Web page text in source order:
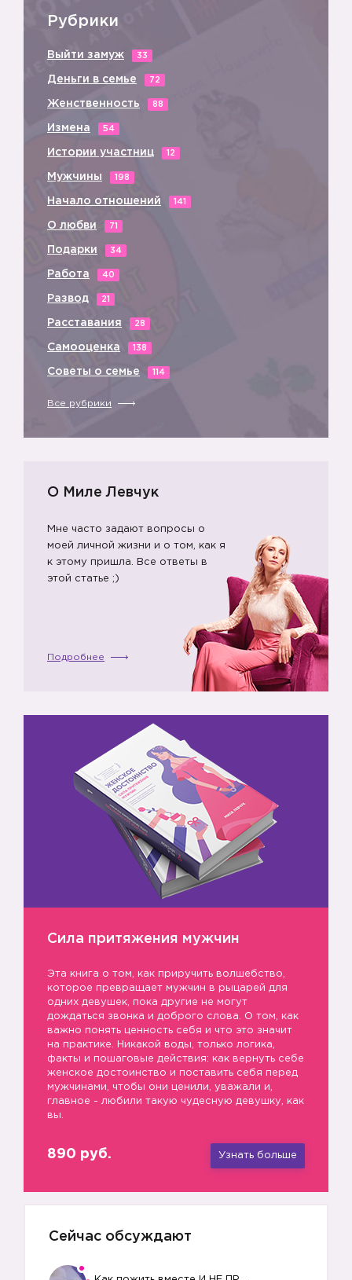
Рубрики
Выйти замуж 33
Деньги в семье 72
Женственность 88
Измена 54
Истории участниц 12
Мужчины 198
Начало отношений 141
О любви 71
Подарки 34
Работа 40
Развод 21
Расставания 28
Самооценка 138
Советы о семье 114
Все рубрики
О Миле Левчук
Мне часто задают вопросы о
моей личной жизни и о том, как я
к этому пришла. Все ответы в
этой статье ;)
Подробнее
Сила притяжения мужчин
Эта книга о том, как приручить волшебство,
которое превращает мужчин в рыцарей для
одних девушек, пока другие не могут
дождаться звонка и доброго слова. О том, как
важно понять ценность себя и что это значит
на практике. Никакой воды, только логика,
факты и пошаговые действия: как вернуть себе
женское достоинство и поставить себя перед
мужчинами, чтобы они ценили, уважали и,
главное - любили такую чудесную девушку, как
вы.
890 руб. Узнать больше
Сейчас обсуждают